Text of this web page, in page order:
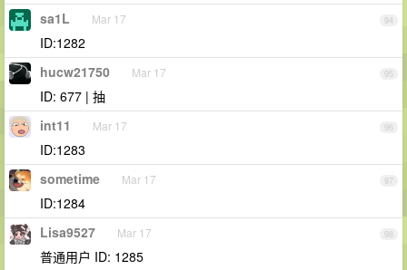
94
sa1L Mar 17
ID:1282
95
hucw21750 Mar 17
ID: 677 | 抽
96
int11 Mar 17
ID:1283
97
sometime Mar 17
ID:1284
98
Lisa9527 Mar 17
普通用户 ID: 1285